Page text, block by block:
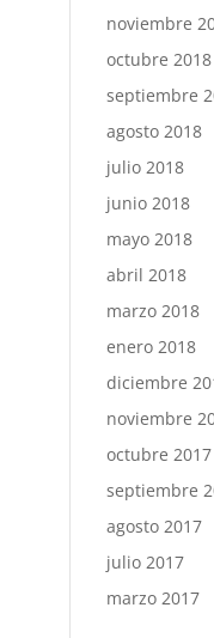
noviembre
octubre 2018
septiembre
agosto 2018
julio 2018
junio 2018
mayo 2018
abril 2018
marzo 2018
enero 2018
diciembre
noviembre
octubre 2017
septiembre
agosto 2017
julio 2017
marzo 2017